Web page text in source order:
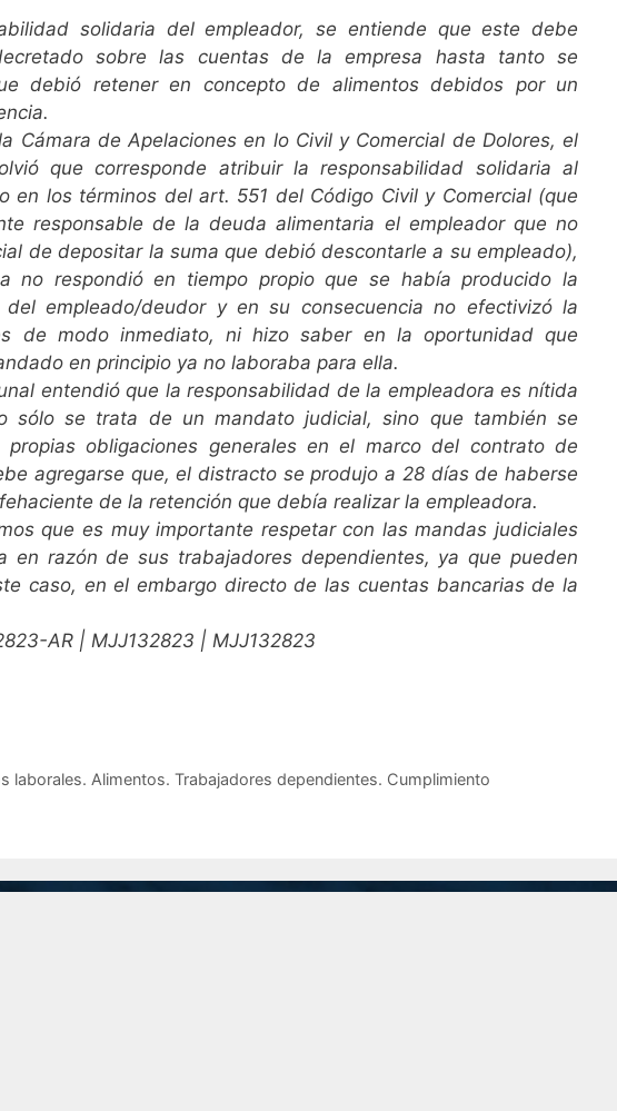
solidaria del empleador, se entiende que este debe
sobre las cuentas de la empresa hasta tanto se
debió retener en concepto de alimentos debidos por un
Cámara de Apelaciones en lo Civil y Comercial de Dolores, el
que corresponde atribuir la responsabilidad solidaria al
en los términos del art. 551 del Código Civil y Comercial (que
responsable de la deuda alimentaria el empleador que no
de depositar la suma que debió descontarle a su empleado),
no respondió en tiempo propio que se había producido la
del empleado/deudor y en su consecuencia no efectivizó la
de modo inmediato, ni hizo saber en la oportunidad que
en principio ya no laboraba para ella.
entendió que la responsabilidad de la empleadora es nítida
sólo se trata de un mandato judicial, sino que también se
obligaciones generales en el marco del contrato de
agregarse que, el distracto se produjo a 28 días de haberse
de la retención que debía realizar la empleadora.
que es muy importante respetar con las mandas judiciales
en razón de sus trabajadores dependientes, ya que pueden
caso, en el embargo directo de las cuentas bancarias de la
AR | MJJ132823 | MJJ132823
laborales. Alimentos. Trabajadores dependientes. Cumplimiento